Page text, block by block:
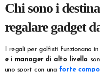
Chi sono i
regalare gadget
I regali per golfisti funzionano
e i manager di alto livello
uno sport con una forte